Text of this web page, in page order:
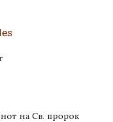
на Св. пророк